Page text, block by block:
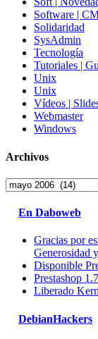
Software |
Solidaridad
SysAdmin
Tecnología
Tutoriales |
Unix
Unix
Vídeos |
Webmaster
Windows
Archivos
Archivos
En Daboweb
Gracias por
Generosidad
Disponible
Prestashop
Liberado
DebianHackers